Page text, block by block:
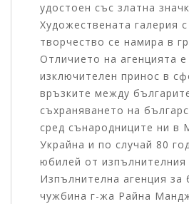
удостоен със златна
Художествената галерия
творчество се намира в
Отличието на агенцията е
изключителен принос в
връзките между
съхраняването на
сред сънародниците ни в
Украйна и по случай 80
юбилей от изпълнителния
Изпълнителна агенция за
чужбина г-жа Райна